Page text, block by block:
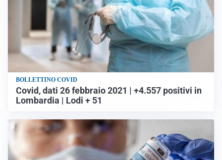
BOLLETTINO COVID
Covid, dati 26 febbraio 2021 | +4.557 positivi in
Lombardia | Lodi + 51